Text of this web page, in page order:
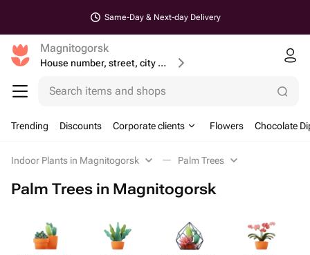
Same-Day & Next-day Delivery
Magnitogorsk
House number, street, city or postcode
Search items and shops
Trending Discounts Corporate clients Flowers Chocolate
Indoor Plants in Magnitogorsk Palm Trees
Palm Trees in Magnitogorsk